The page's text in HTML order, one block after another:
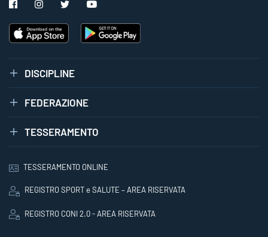
DISCIPLINE
FEDERAZIONE
TESSERAMENTO
TESSERAMENTO ONLINE
REGISTRO SPORT e SALUTE – AREA RISERVATA
REGISTRO CONI 2.0 - AREA RISERVATA